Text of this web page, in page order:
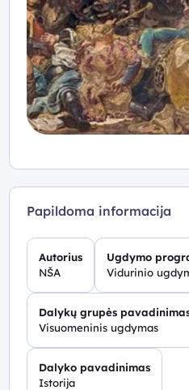
Papildoma informacija
Autorius
NŠA
Ugdymo
Vidurinio
Dalykų grupės
Visuomeninis ugdymas
Dalyko pavadinimas
Istorija